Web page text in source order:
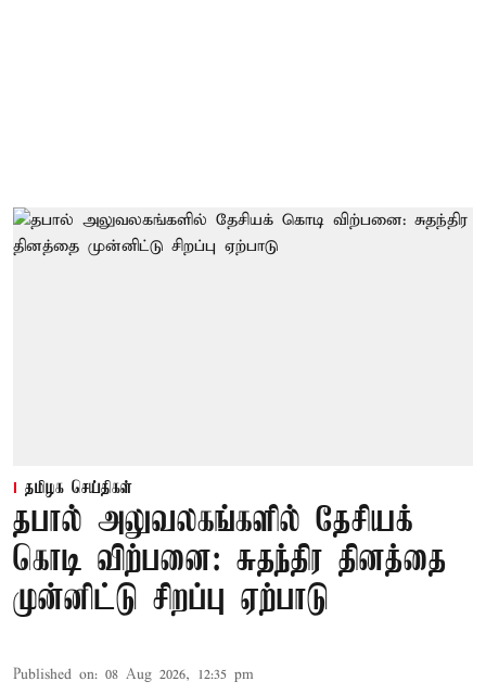
தமிழக செய்திகள்
தபால் அலுவலகங்களில் தேசியக்
கொடி விற்பனை: சுதந்திர தினத்தை
முன்னிட்டு சிறப்பு ஏற்பாடு
Published on: 08 Aug 2026, 12:35 pm